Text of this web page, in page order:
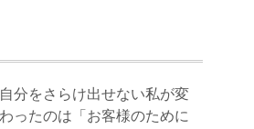
自分をさらけ出せない私が変
わったのは「お客様のために